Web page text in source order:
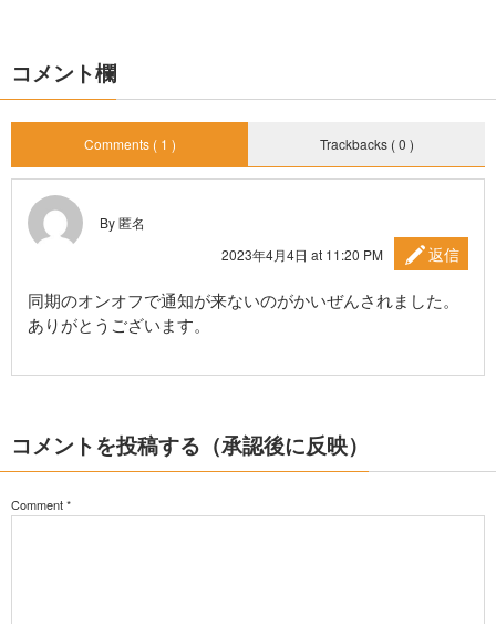
コメント欄
Comments ( 1 ) Trackbacks ( 0 )
By 匿名
2023年4月4日 at 11:20 PM
返信
同期のオンオフで通知が来ないのがかいぜんされました。
ありがとうございます。
コメントを投稿する（承認後に反映）
Comment*